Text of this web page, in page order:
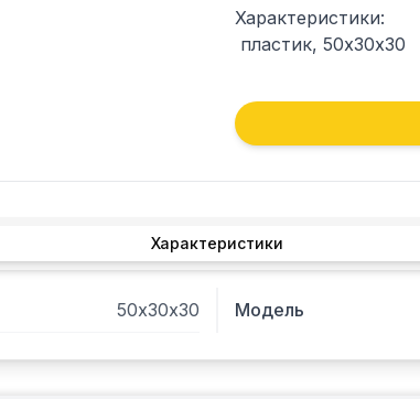
Характеристики:
сила тока: 3 А
Характеристики
50х30х30 Модель